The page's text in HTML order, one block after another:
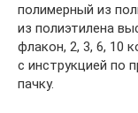
полимерный из
из полиэтилена
флакон, 2, 3, 6, 10
с инструкцией по
пачку.